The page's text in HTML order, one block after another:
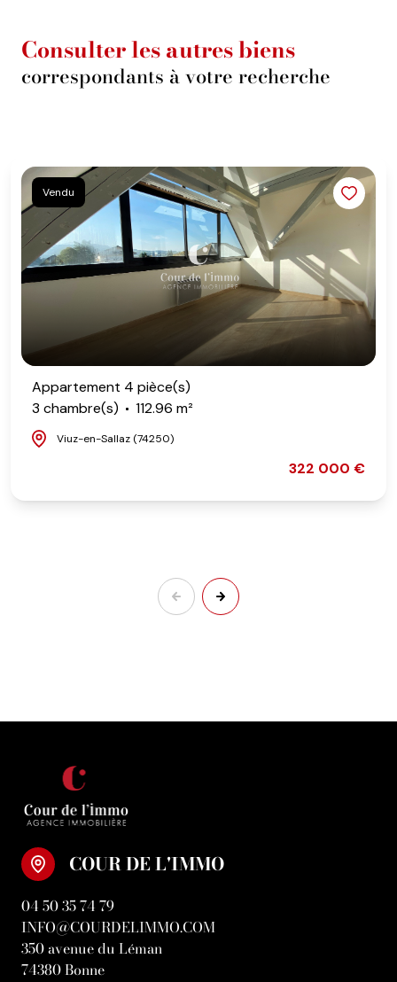
Consulter les autres biens
correspondants à votre recherche
Vendu
Appartement 4 pièce(s)
3 chambre(s)
112.96 m²
Viuz-en-Sallaz (74250)
322 000 €
COUR DE L'IMMO
04 50 35 74 79
INFO@COURDELIMMO.COM
350 avenue du Léman
74380 Bonne